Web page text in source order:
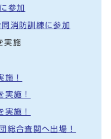
参加
消防訓練に参加
実施
！
施！
施！
総合査閲へ出場！